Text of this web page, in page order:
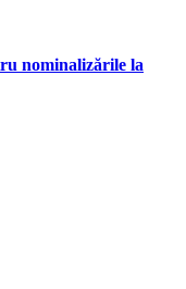
nominalizările la